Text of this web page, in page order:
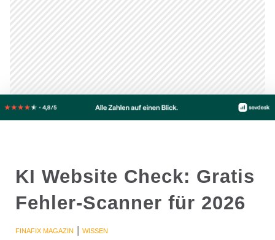
KI Website Check: Gratis
Fehler-Scanner für 2026
FINAFIX MAGAZIN | WISSEN